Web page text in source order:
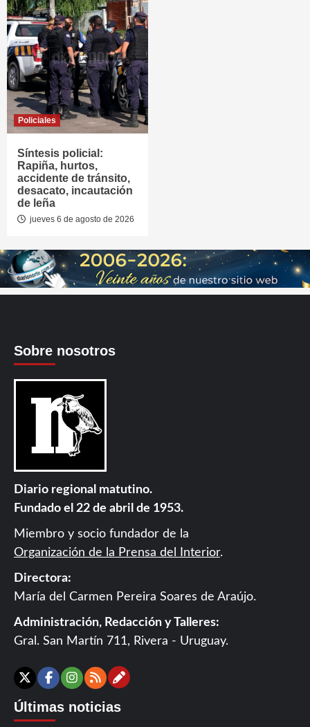
Policiales
Síntesis policial:
Rapiña, hurtos,
accidente de tránsito,
desacato, incautación
de leña
jueves 6 de agosto de 2026
Sobre nosotros
Diario regional matutino.
Fundado el 22 de abril de 1953.
Miembro y socio fundador de la
Organización de la Prensa del Interior.
Directora:
María del Carmen Pereira Soares de Araújo.
Administración, Redacción y Talleres:
Gral. San Martín 711, Rivera - Uruguay.
X Facebook
Instagram
RSSContáctanos
Últimas noticias